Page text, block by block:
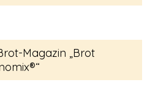
Magazin „Brot